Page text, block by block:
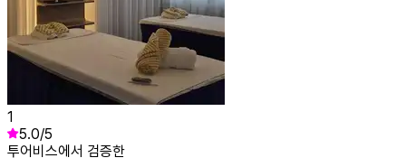
1
5.0/5
투어비스에서 검증한